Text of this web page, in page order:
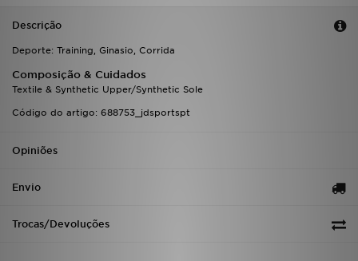
Descrição
Deporte: Training, Ginasio, Corrida
Composição & Cuidados
Textile & Synthetic Upper/Synthetic Sole
Código do artigo: 688753_jdsportspt
Opiniões
Envio
Trocas/Devoluções
FAZ DOWNLOAD DA APP
TRABALHA CONNOSCO
FAQs